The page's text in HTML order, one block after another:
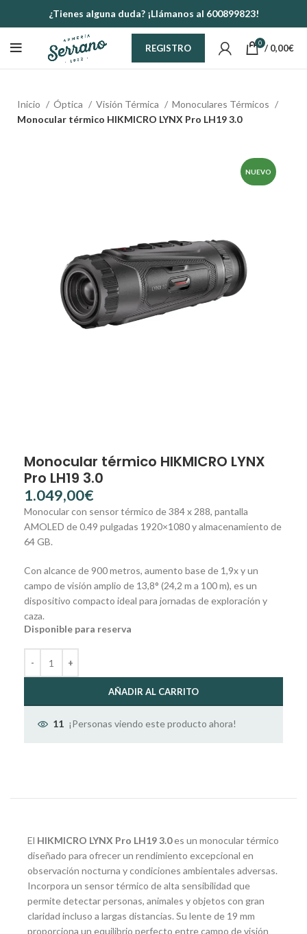
¿Tienes alguna duda? ¡Llámanos al 600899823!
REGISTRO 0 / 0,00€
Inicio Óptica Visión Térmica
Monoculares Térmicos
Monocular térmico HIKMICRO LYNX Pro LH19 3.0
NUEVO
Monocular térmico HIKMICRO LYNX
Pro LH19 3.0
€
Monocular con sensor térmico de 384 x 288, pantalla
AMOLED de0.49 pulgadas 1920×1080 y almacenamiento de
64 GB.
Con alcance de 900 metros, aumento base de 1,9x y un
campo de visión amplio de 13,8° (24,2 m a 100 m), es un
dispositivo compacto ideal para jornadas de exploración y
caza.
Disponible para reserva
AÑADIR AL CARRITO
11 ¡Personas viendo este producto ahora!
El HIKMICRO LYNX Pro LH19 3.0es un monocular térmico
diseñado para ofrecer un rendimiento excepcional en
observación nocturna y condiciones ambientales adversas.
Incorpora un sensor térmico de alta sensibilidad que
permite detectar personas, animales y objetos con gran
claridad incluso a largas distancias. Su lente de 19 mm
proporciona un equilibrio perfecto entre campo de visión